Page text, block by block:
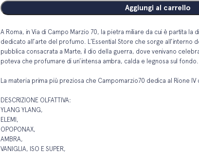
Aggiungi al carrello
A Roma, in Via di Campo Marzio 70, la pietra miliare da cui è partita la
dedicato all’arte del profumo. L’Essential Store che sorge all’interno
pubblica consacrata a Marte, il dio della guerra, dove venivano
poteva che profumare di un’intensa ambra, calda e legnosa sul fondo.
La materia prima più preziosa che Campomarzio70 dedica al Rione IV
DESCRIZIONE OLFATTIVA:
YLANG YLANG,
ELEMI,
OPOPONAX,
AMBRA,
VANIGLIA, ISO E SUPER,